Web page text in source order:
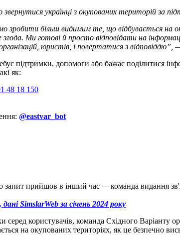
українці з окупованих територій за
зробити більш видимим те, що відбувається
згода. Ми готові й просто відповідати на
юристів, і повертатися з відповіддю”,
підтримки, допомоги або бажає поділитися
як:
48 18 150
@eastvar_bot
запит прийшов в інший час —команда видання
SimslarWeb за січень 2024 року
користувачів, команда Східного Варіанту
на окупованих територіях, як це безпечно